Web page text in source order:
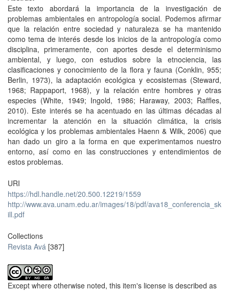
Este texto abordará la importancia de la investigación de
problemas ambientales en antropología social. Podemos aﬁrmar
que la relación entre sociedad y naturaleza se ha mantenido
como tema de interés desde los inicios de la antropología como
disciplina, primeramente, con aportes desde el determinismo
ambiental, y luego, con estudios sobre la etnociencia, las
clasiﬁcaciones y conocimiento de la ﬂora y fauna (Conklin, 955;
Berlin, 1973), la adaptación ecológica y ecosistemas (Steward,
1968; Rappaport, 1968), y la relación entre hombres y otras
especies (White, 1949; Ingold, 1986; Haraway, 2003; Rafﬂes,
2010). Este interés se ha acentuado en las últimas décadas al
incrementar la atención en la situación climática, la crisis
ecológica y los problemas ambientales Haenn & Wilk, 2006) que
han dado un giro a la forma en que experimentamos nuestro
entorno, así como en las construcciones y entendimientos de
estos problemas.
URI
https://hdl.handle.net/20.500.12219/1559
http://www.ava.unam.edu.ar/images/18/pdf/ava18_conferencia_sk
ill.pdf
Collections
Revista Avá [387]
Except where otherwise noted, this item's license is described as